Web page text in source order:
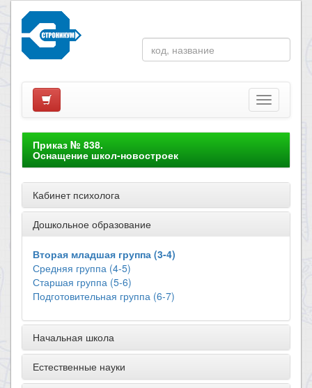
Приказ № 838.
Оснащение школ-новостроек
Кабинет психолога
Дошкольное образование
Вторая младшая группа (3-4)
Средняя группа (4-5)
Старшая группа (5-6)
Подготовительная группа (6-7)
Начальная школа
Естественные науки